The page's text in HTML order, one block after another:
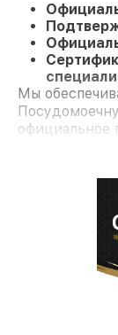
Мы
официальное